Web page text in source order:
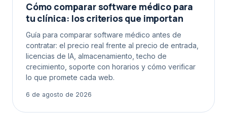
Cómo comparar software médico para
tu clínica: los criterios que importan
Guía para comparar software médico antes de
contratar: el precio real frente al precio de entrada,
licencias de IA, almacenamiento, techo de
crecimiento, soporte con horarios y cómo verificar
lo que promete cada web.
6 de agosto de 2026